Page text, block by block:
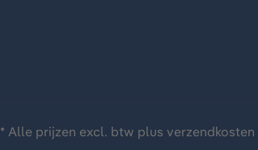
* Alle prijzen excl. btw plus verzendkosten